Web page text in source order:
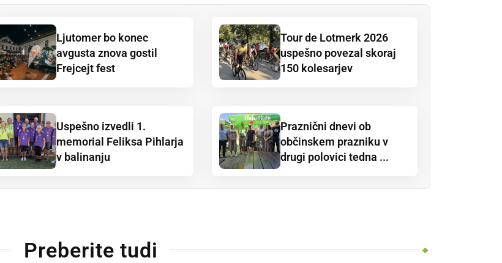
Ljutomer bo konec
avgusta znova gostil
Frejcejt fest
Tour de Lotmerk 2026
uspešno povezal skoraj
150 kolesarjev
Uspešno izvedli 1.
memorial Feliksa Pihlarja
v balinanju
Praznični dnevi ob
občinskem prazniku v
drugi polovici tedna ...
Preberite tudi